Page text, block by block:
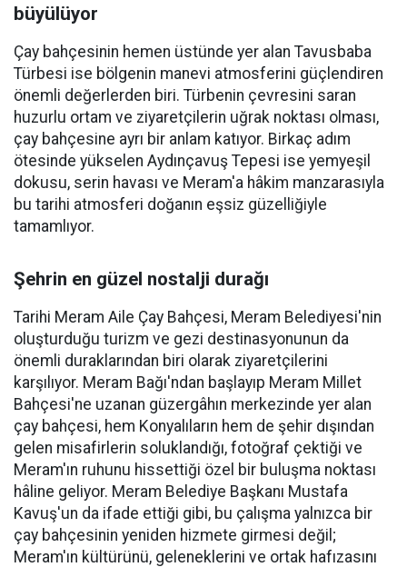
büyülüyor
Çay bahçesinin hemen üstünde yer alan Tavusbaba
Türbesi ise bölgenin manevi atmosferini güçlendiren
önemli değerlerden biri. Türbenin çevresini saran
huzurlu ortam ve ziyaretçilerin uğrak noktası olması,
çay bahçesine ayrı bir anlam katıyor. Birkaç adım
ötesinde yükselen Aydınçavuş Tepesi ise yemyeşil
dokusu, serin havası ve Meram'a hâkim manzarasıyla
bu tarihi atmosferi doğanın eşsiz güzelliğiyle
tamamlıyor.
Şehrin en güzel nostalji durağı
Tarihi Meram Aile Çay Bahçesi, Meram Belediyesi'nin
oluşturduğu turizm ve gezi destinasyonunun da
önemli duraklarından biri olarak ziyaretçilerini
karşılıyor. Meram Bağı'ndan başlayıp Meram Millet
Bahçesi'ne uzanan güzergâhın merkezinde yer alan
çay bahçesi, hem Konyalıların hem de şehir dışından
gelen misafirlerin soluklandığı, fotoğraf çektiği ve
Meram'ın ruhunu hissettiği özel bir buluşma noktası
hâline geliyor. Meram Belediye Başkanı Mustafa
Kavuş'un da ifade ettiği gibi, bu çalışma yalnızca bir
çay bahçesinin yeniden hizmete girmesi değil;
Meram'ın kültürünü, geleneklerini ve ortak hafızasını